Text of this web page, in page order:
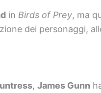
in Birds of Prey, ma
dei personaggi,
, James Gunn